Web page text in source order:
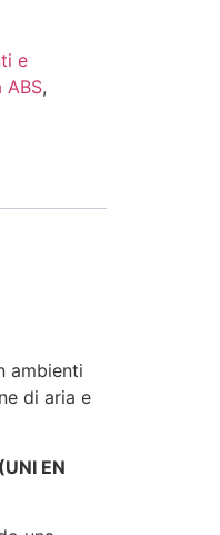
e
ABS,
ambienti
di aria e
EN